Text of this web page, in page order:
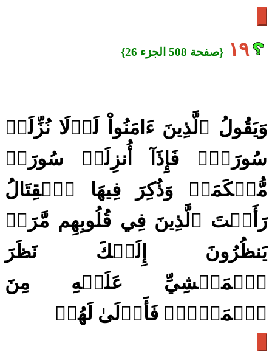
١٩ {صفحة 508 الجزء 26}
وَيَقُولُ ٱلَّذِينَ ءَامَنُواْ لَوۡلَا نُزِّلَتۡ
سُورَةٞۖ فَإِذَآ أُنزِلَتۡ سُورَةٞ
مُّحۡكَمَةٞ وَذُكِرَ فِيهَا ٱلۡقِتَالُ
رَأَيۡتَ ٱلَّذِينَ فِي قُلُوبِهِم مَّرَضٞ
يَنظُرُونَ إِلَيۡكَ نَظَرَ
ٱلۡمَغۡشِيِّ عَلَيۡهِ مِنَ
ٱلۡمَوۡتِۖ فَأَوۡلَىٰ لَهُمۡ